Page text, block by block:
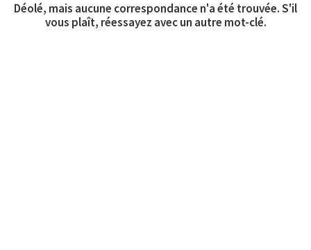
Déolé, mais aucune correspondance n'a été trouvée. S'il
vous plaît, réessayez avec un autre mot-clé.